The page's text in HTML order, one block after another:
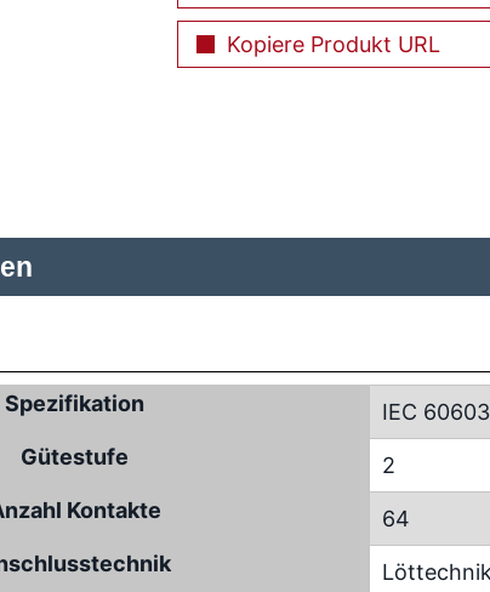
Kopiere Produkt URL
Spezifikation
IEC
Gütestufe
2
Kontakte
64
Löttechnik